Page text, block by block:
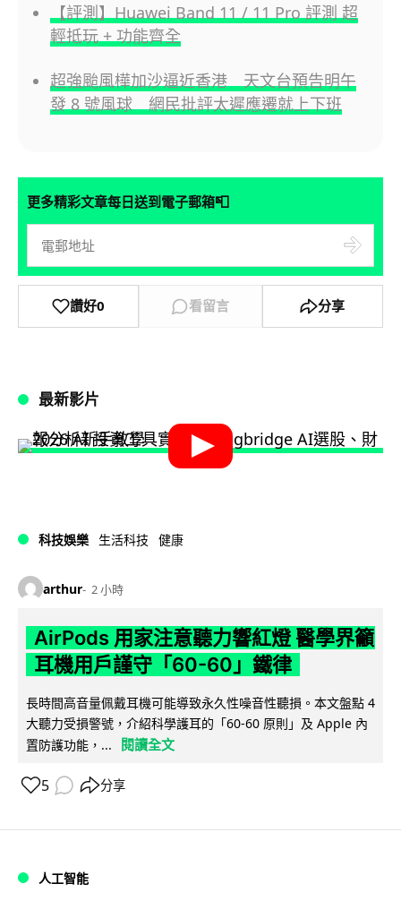
【評測】Huawei Band 11 / 11 Pro 評測 超
輕抵玩 + 功能齊全
超強颱風樺加沙逼近香港 天文台預告明午
發 8 號風球 網民批評太遲應遷就上下班
更多精彩文章每日送到電子郵箱📮
讚好0 看留言 分享
最新影片
科技娛樂 生活科技 健康
arthur 2 小時
AirPods 用家注意聽力響紅燈 醫學界籲
耳機用戶謹守「60-60」鐵律
長時間高音量佩戴耳機可能導致永久性噪音性聽損。本文盤點 4
大聽力受損警號，介紹科學護耳的「60-60 原則」及 Apple 內
置防護功能，...
閱讀全文
5 分享
人工智能